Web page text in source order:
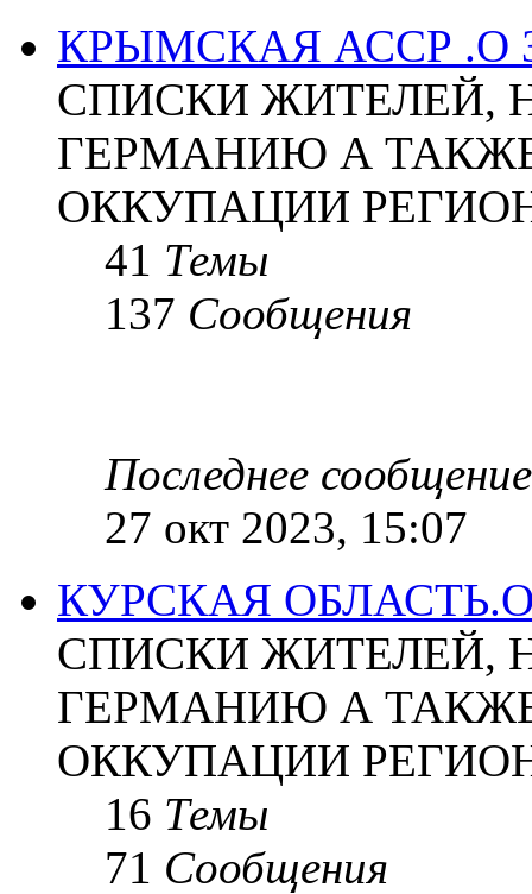
КРЫМСКАЯ АССР .О
СПИСКИ ЖИТЕЛЕЙ,
ГЕРМАНИЮ А
ОККУПАЦИИ
41 Темы
137 Сообщения
Последнее сообщение
27 окт 2023, 15:07
КУРСКАЯ
СПИСКИ ЖИТЕЛЕЙ,
ГЕРМАНИЮ А
ОККУПАЦИИ
16 Темы
71 Сообщения